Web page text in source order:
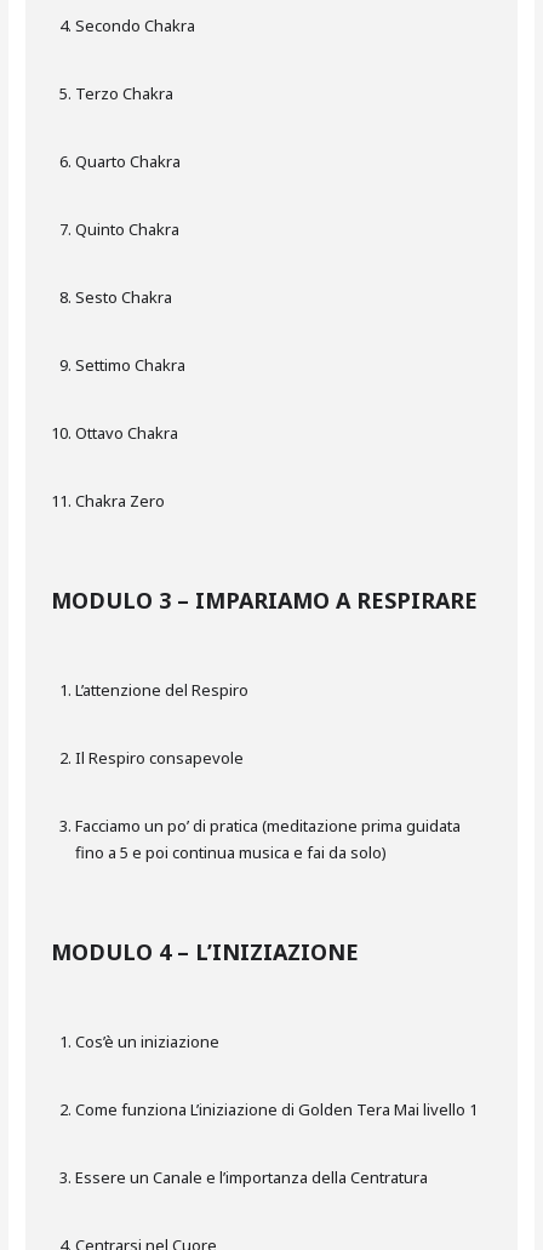
Secondo Chakra
Terzo Chakra
Quarto Chakra
Quinto Chakra
Sesto Chakra
Settimo Chakra
Ottavo Chakra
Chakra Zero
MODULO 3 – IMPARIAMO A RESPIRARE
L’attenzione del Respiro
Il Respiro consapevole
Facciamo un po’ di pratica (meditazione prima guidata
fino a 5 e poi continua musica e fai da solo)
MODULO 4 – L’INIZIAZIONE
Cos’è un iniziazione
Come funziona L’iniziazione di Golden Tera Mai livello 1
Essere un Canale e l’importanza della Centratura
Centrarsi nel Cuore